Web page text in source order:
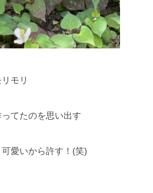
モリ
てたのを思い出す
愛いから許す！(笑)